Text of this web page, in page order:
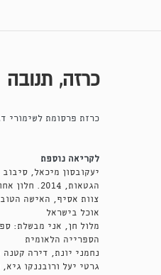
כרזה, תנובה
כרזת פרסומת לשימורי
לקריאה נוספת
יעקובסון מיכאל,
הגטאות, 2014. חלון אחורי (בלוג)
אוכל בישראל
הספרייה הלאומית
נחמני יונת, דירה קטנה בעיר
גרטי יעל ורובננקו גיא, כשבסיר עוד היה